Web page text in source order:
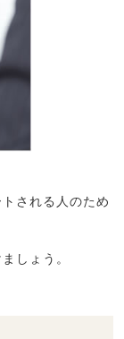
される人のため
しょう。